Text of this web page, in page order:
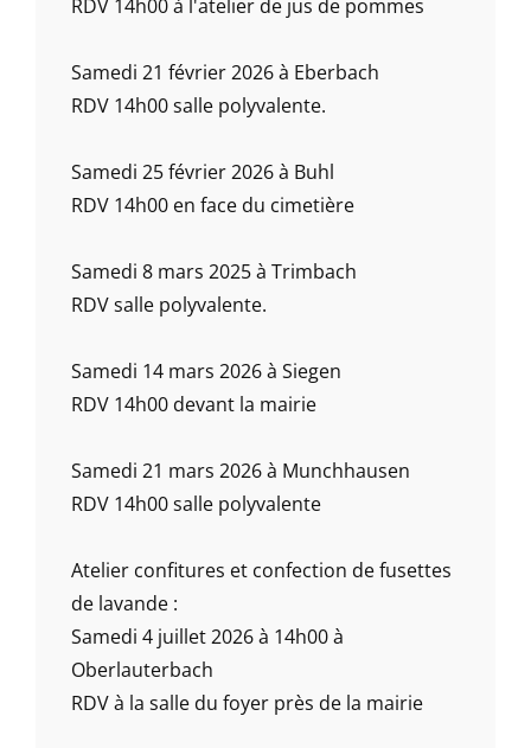
RDV 14h00 à l'atelier de jus de pommes
Samedi 21 février 2026 à Eberbach
RDV 14h00 salle polyvalente.
Samedi 25 février 2026 à Buhl
RDV 14h00 en face du cimetière
Samedi 8 mars 2025 à Trimbach
RDV salle polyvalente.
Samedi 14 mars 2026 à Siegen
RDV 14h00 devant la mairie
Samedi 21 mars 2026 à Munchhausen
RDV 14h00 salle polyvalente
Atelier confitures et confection de fusettes
de lavande :
Samedi 4 juillet 2026 à 14h00 à
Oberlauterbach
RDV à la salle du foyer près de la mairie